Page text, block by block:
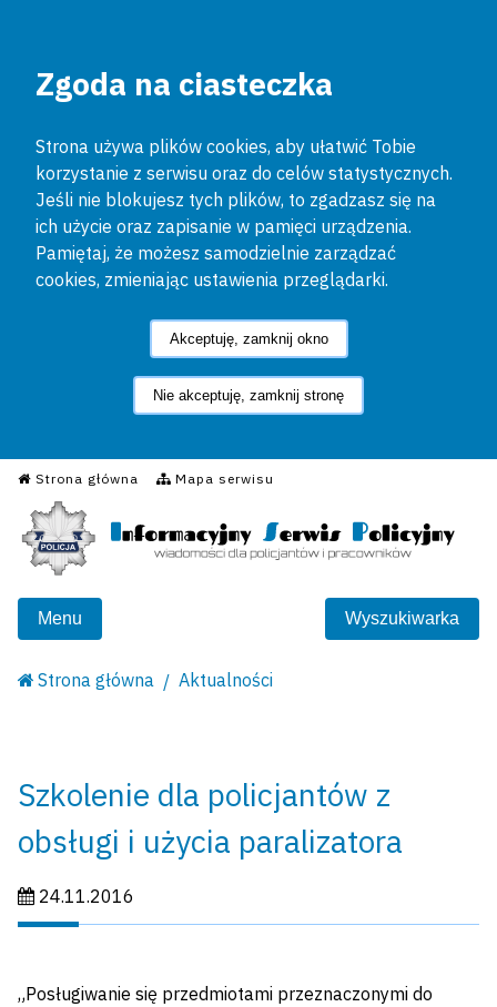
Zgoda na ciasteczka
Strona używa plików cookies, aby ułatwić Tobie
korzystanie z serwisu oraz do celów statystycznych.
Jeśli nie blokujesz tych plików, to zgadzasz się na
ich użycie oraz zapisanie w pamięci urządzenia.
Pamiętaj, że możesz samodzielnie zarządzać
cookies, zmieniając ustawienia przeglądarki.
Akceptuję, zamknij okno
Nie akceptuję, zamknij stronę
Strona główna Mapa serwisu
Informacyjny Serwis
Menu Wyszukiwarka
Strona główna Aktualności
Szkolenie dla policjantów z
obsługi i użycia paralizatora
Data publikacji:
24.11.2016
„Posługiwanie się przedmiotami przeznaczonymi do